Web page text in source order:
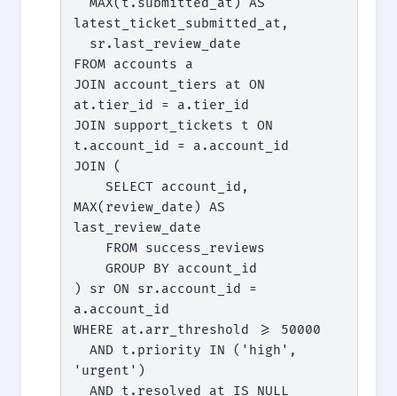
latest_ticket_submitted_at,
FROM accounts a
JOIN account_tiers at ON
at.tier_id = a.tier_id
JOIN support_tickets t ON
t.account_id = a.account_id
JOIN (
MAX(review_date) AS
last_review_date
) sr ON sr.account_id =
a.account_id
WHERE at.arr_threshold >= 50000
'urgent')